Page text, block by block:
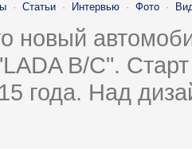
· Статьи · Интервью · Фото ·
новый
B/C".
года. Над